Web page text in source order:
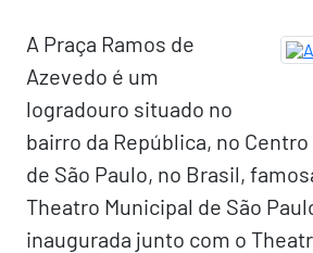
A Praça Ramos de
Azevedo é um
logradouro situado no
bairro da República, no
de São Paulo, no Brasil,
Theatro Municipal de São
inaugurada junto com o